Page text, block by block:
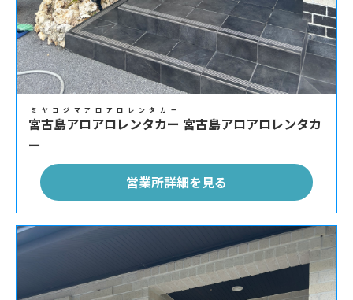
宮古島アロアロレンタカー
ミヤコジマアロアロレンタカー
宮古島アロアロレンタカ
ー
営業所詳細を見る